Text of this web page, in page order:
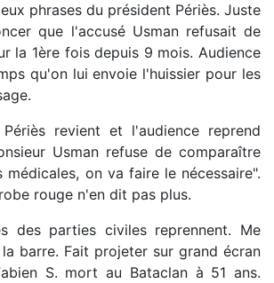
phrases du président Périès. Juste
que l'accusé Usman refusait de
la 1ère fois depuis 9 mois. Audience
qu'on lui envoie l'huissier pour les
revient et l'audience reprend
Usman refuse de comparaître
médicales, on va faire le nécessaire".
rouge n'en dit pas plus.
des parties civiles reprennent. Me
barre. Fait projeter sur grand écran
S. mort au Bataclan à 51 ans.